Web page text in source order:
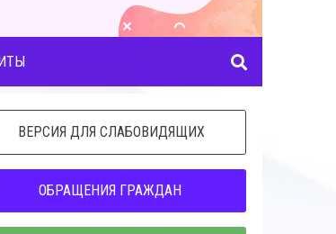
ВЕРСИЯ ДЛЯ СЛАБОВИДЯЩИХ
ОБРАЩЕНИЯ ГРАЖДАН